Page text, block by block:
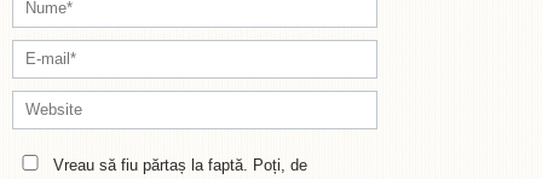
Vreau să fiu părtaș la faptă. Poți, de